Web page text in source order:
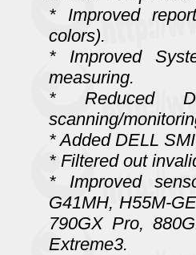
* Improved
colors).
* Improved
measuring.
* Reduced
scanning/
* Added DELL
* Filtered out
* Improved
G41MH, H55M-
790GX Pro,
Extreme3.